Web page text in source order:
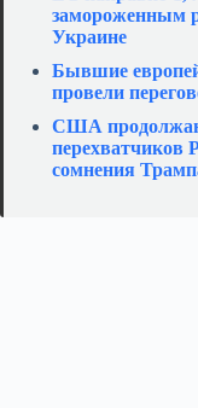
замороженным
Украине
Бывшие
провели
США
перехватчиков
сомнения